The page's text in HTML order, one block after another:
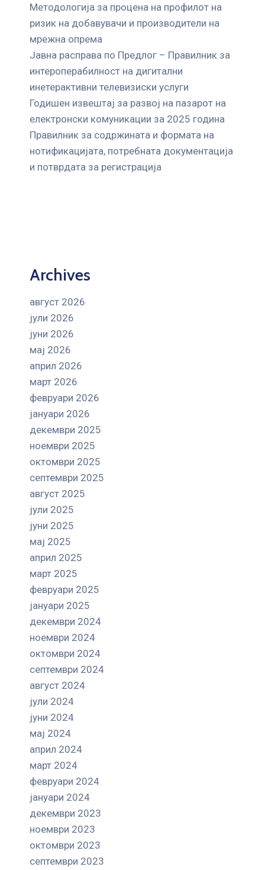
Mетодологија за процена на профилот на
ризик на добавувачи и производители на
мрежна опрема
Јавна расправа по Предлог – Правилник за
интероперабилност на дигитални
инетерактивни телевизиски услуги
Годишен извештај за развој на пазарот на
електронски комуникации за 2025 година
Правилник за содржината и формата на
нотификацијата, потребната документација
и потврдата за регистрација
Archives
август 2026
јули 2026
јуни 2026
мај 2026
април 2026
март 2026
февруари 2026
јануари 2026
декември 2025
ноември 2025
октомври 2025
септември 2025
август 2025
јули 2025
јуни 2025
мај 2025
април 2025
март 2025
февруари 2025
јануари 2025
декември 2024
ноември 2024
октомври 2024
септември 2024
август 2024
јули 2024
јуни 2024
мај 2024
април 2024
март 2024
февруари 2024
јануари 2024
декември 2023
ноември 2023
октомври 2023
септември 2023